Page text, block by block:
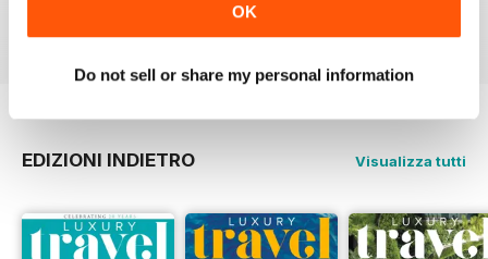
OK
Do not sell or share my personal information
EDIZIONI INDIETRO Visualizza tutti